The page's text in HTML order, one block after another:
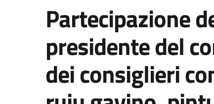
Partecipazione
presidente del
dei consiglieri